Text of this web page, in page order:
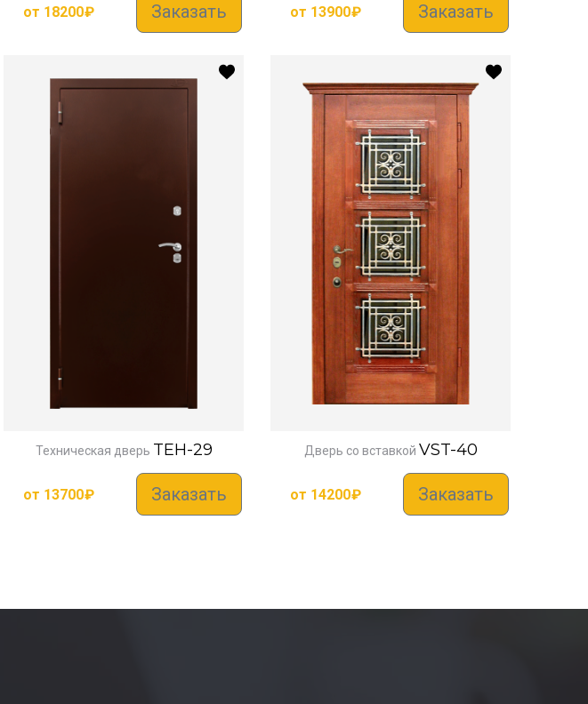
от 18200₽ Заказать от 13900₽ Заказать
Техническая дверь TEH-29
от 13700₽ Заказать
Дверь со вставкой VST-40
от 14200₽ Заказать